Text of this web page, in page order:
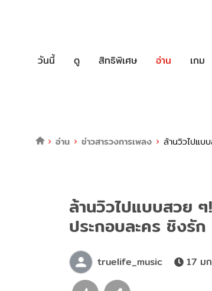
วันนี้ ดู สิทธิพิเศษ อ่าน เกม
อ่าน ข่าวสารวงการเพลง ล้านวิวไปแบ
ล้านวิวไปแบบสวย
ประกอบละคร ชิงรัก
truelife_music 17 ม